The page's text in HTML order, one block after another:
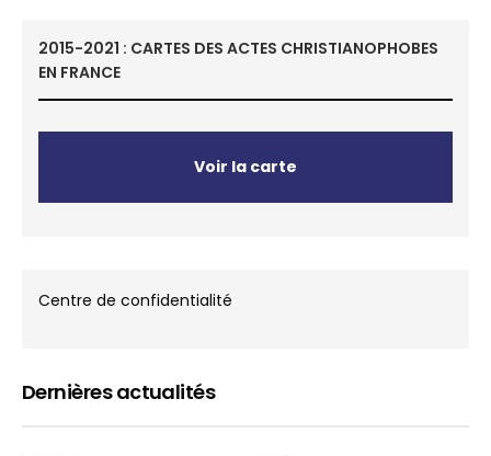
2015-2021 : CARTES DES ACTES CHRISTIANOPHOBES
EN FRANCE
Voir la carte
Centre de confidentialité
Dernières actualités